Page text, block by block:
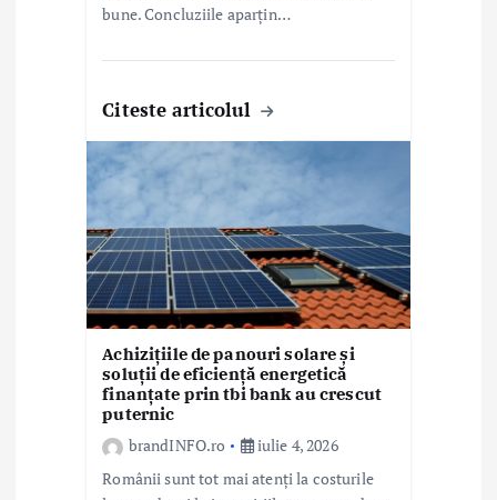
bune. Concluziile aparțin…
Citeste articolul
Achizițiile de panouri solare și
soluții de eficiență energetică
finanțate prin tbi bank au crescut
puternic
brandINFO.ro
iulie 4, 2026
Românii sunt tot mai atenți la costurile